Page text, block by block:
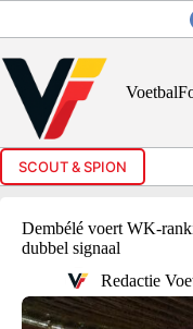
inhoud
SCOUT & SPION
Dembélé voert WK-
dubbel signaal
Redactie